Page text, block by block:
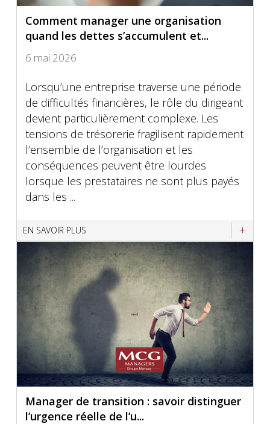
Comment manager une organisation
quand les dettes s’accumulent et...
6 mai 2026
Lorsqu’une entreprise traverse une période
de difficultés financières, le rôle du dirigeant
devient particulièrement complexe. Les
tensions de trésorerie fragilisent rapidement
l’ensemble de l’organisation et les
conséquences peuvent être lourdes
lorsque les prestataires ne sont plus payés
dans les ...
EN SAVOIR PLUS
Manager de transition : savoir distinguer
l’urgence réelle de l’u...